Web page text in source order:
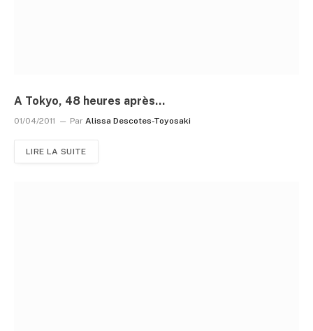
A Tokyo, 48 heures après…
01/04/2011 Par Alissa Descotes-Toyosaki
LIRE LA SUITE